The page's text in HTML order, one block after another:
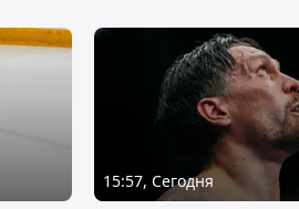
15:57, Сегодня